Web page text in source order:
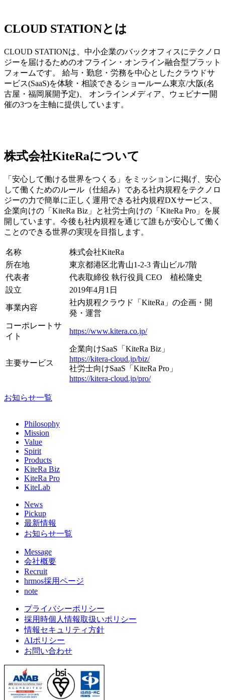
CLOUD STATIONとは
CLOUD STATIONは、中小企業のバックオフィスにテクノロ
ジーを届けるためのオフライン・オンライン融合型プラット
フォームです。 給与・勤怠・労務を中心としたクラウドサ
ービス(SaaS)を体験・相談できるショールーム東京/大阪(名
古屋・福岡展開予定)、 オンラインメディア、ウェビナー開
催の3つを主軸に提供しています。
株式会社KiteRaについて
「安心して働ける世界をつくる」をミッションに掲げ、安心
して働くためのルール（仕組み）である社内規程をテクノロ
ジーの力で簡単に正しく運用できる社内規程DXサービス、
企業向けの「KiteRa Biz」と社労士向けの「KiteRa Pro」を展
開しています。今後も社内規程を通じて誰もが安心して働く
ことのできる世界の実現を目指します。
名称
株式会社KiteRa
所在地
東京都港区北青山1-2-3 青山ビル7階
代表者
代表取締役 執行役員 CEO 植松隆史
設立
2019年4月1日
事業内容
社内規程クラウド「KiteRa」の企画・開
発・運営
コーポレートサ
イト
https://www.kitera.co.jp/
主要サービス
企業向けSaaS「KiteRa Biz」
https://kitera-cloud.jp/biz/
社労士向けSaaS「KiteRa Pro」
https://kitera-cloud.jp/pro/
お知らせ一覧
Philosophy
Mission
Value
Spirit
Products
KiteRa Biz
KiteRa Pro
KiteLab
News
Pickup
最新情報
お知らせ一覧
Message
会社概要
Recruit
hrmos採用ページ
note
プライバシーポリシー
採用時個人情報取扱いポリシー
情報セキュリティ方針
AIポリシー
お問い合わせ